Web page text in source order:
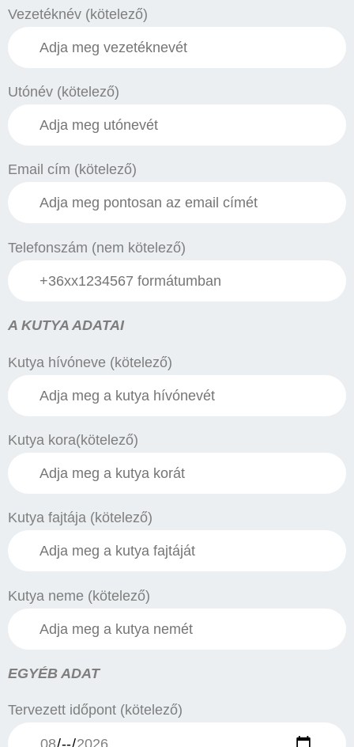
Vezetéknév (kötelező)
Utónév (kötelező)
Email cím (kötelező)
Telefonszám (nem kötelező)
A KUTYA ADATAI
Kutya hívóneve (kötelező)
Kutya kora(kötelező)
Kutya fajtája (kötelező)
Kutya neme (kötelező)
EGYÉB ADAT
Tervezett időpont (kötelező)